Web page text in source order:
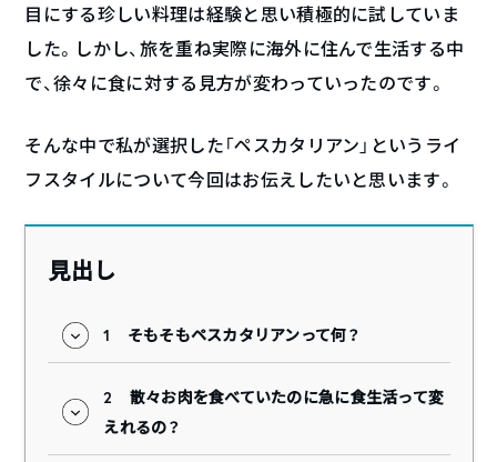
目にする珍しい料理は経験と思い積極的に試していま
した。しかし、旅を重ね実際に海外に住んで生活する中
で、徐々に食に対する見方が変わっていったのです。
そんな中で私が選択した「ペスカタリアン」というライ
フスタイルについて今回はお伝えしたいと思います。
見出し
1 そもそもペスカタリアンって何？
2
散々お肉を食べていたのに急に食生活って変
えれるの？